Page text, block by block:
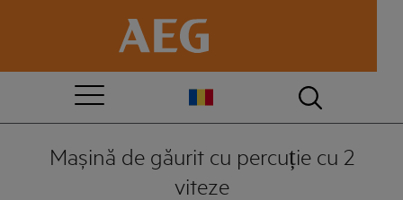
Mașină de găurit cu percuție cu 2
viteze